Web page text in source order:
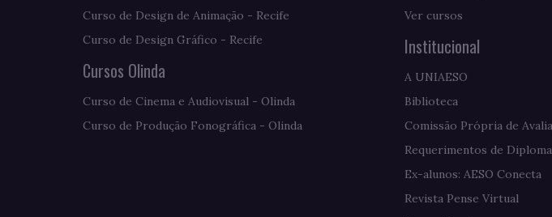
Curso de Design de Animação - Recife
Curso de Design Gráfico - Recife
Cursos Olinda
Curso de Cinema e Audiovisual - Olinda
Curso de Produção Fonográfica - Olinda
Ver cursos
Institucional
A UNIAESO
Biblioteca
Comissão Própria de
Requerimentos de
Ex-alunos: AESO Conecta
Revista Pense Virtual